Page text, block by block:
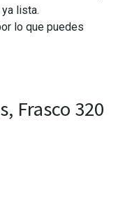
lista.
lo que puedes
Frasco 320